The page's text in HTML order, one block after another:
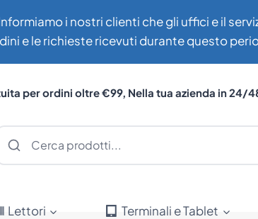
i nostri clienti che gli uffici e il
e le richieste ricevuti durante questo
per ordini oltre €99, Nella tua azienda in 24/
Lettori Terminali e Tablet